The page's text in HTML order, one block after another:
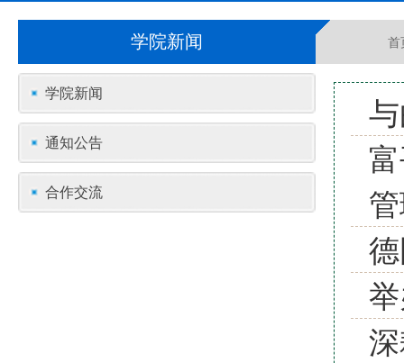
学院新闻 首
学院新闻
通知公告
合作交流